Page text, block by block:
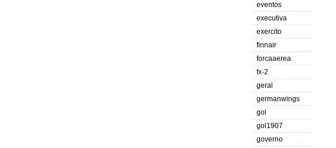
eventos
executiva
exercito
finnair
forcaaerea
fx-2
geral
germanwings
gol
gol1907
governo